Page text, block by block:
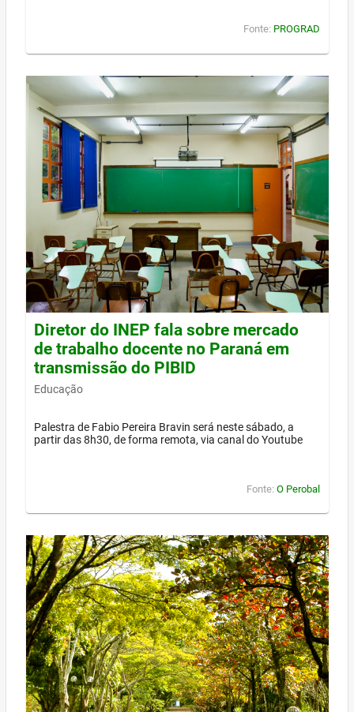
Fonte: PROGRAD
Diretor do INEP fala sobre mercado
de trabalho docente no Paraná em
transmissão do PIBID
Educação
Palestra de Fabio Pereira Bravin será neste sábado, a
partir das 8h30, de forma remota, via canal do Youtube
Fonte: O Perobal